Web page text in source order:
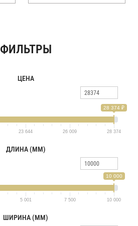
ФИЛЬТРЫ
ЦЕНА
28 374 ₽
23 644 26 009 28 374
ДЛИНА (ММ)
10 000
5 001 7 500 10 000
ШИРИНА (ММ)